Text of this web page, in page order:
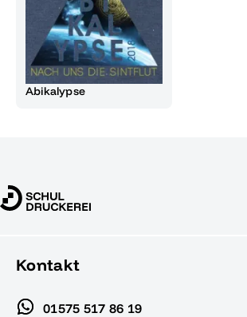
Abikalypse
Kontakt
01575 517 86 19